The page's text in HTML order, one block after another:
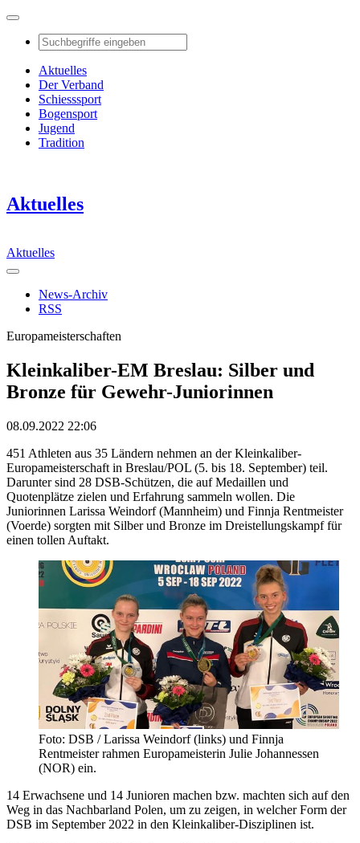
Aktuelles
Der Verband
Schiesssport
Bogensport
Jugend
Tradition
Aktuelles
Aktuelles
News-Archiv
RSS
Europameisterschaften
Kleinkaliber-EM Breslau: Silber und
Bronze für Gewehr-Juniorinnen
08.09.2022 22:06
451 Athleten aus 35 Ländern nehmen an der Kleinkaliber-
Europameisterschaft in Breslau/POL (5. bis 18. September) teil.
Darunter sind 28 DSB-Schützen, die auf Medaillen und
Quotenplätze zielen und Erfahrung sammeln wollen. Die
Juniorinnen Larissa Weindorf (Mannheim) und Finnja Rentmeister
(Voerde) sorgten mit Silber und Bronze im Dreistellungskampf für
einen tollen Auftakt.
Foto: DSB / Larissa Weindorf (links) und Finnja
Rentmeister rahmen Europameisterin Julie Johannessen
(NOR) ein.
14 Erwachsene und 14 Junioren machen bzw. machten sich auf den
Weg in das Nachbarland Polen, um zu zeigen, in welcher Form der
DSB im September 2022 in den Kleinkaliber-Disziplinen ist.